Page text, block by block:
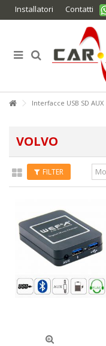
Installatori Contatti
Interfacce USB SD AUX
VOLVO
FILTER